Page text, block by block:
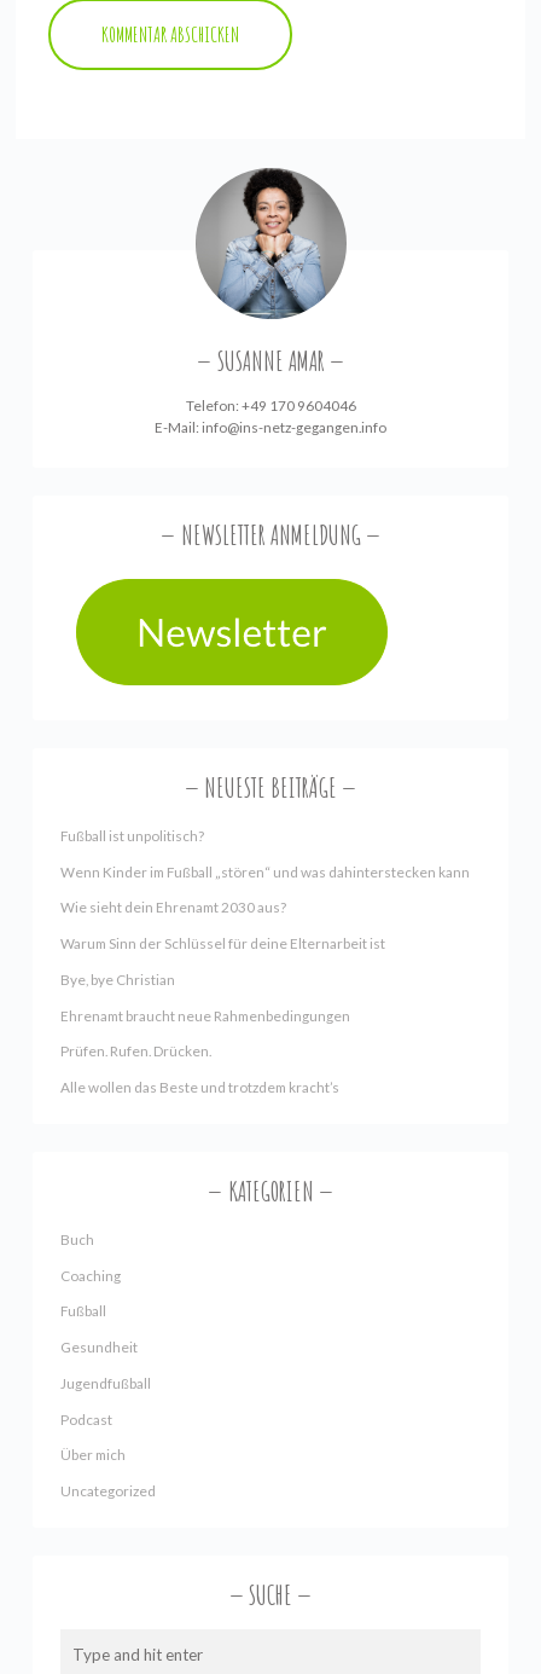
SUSANNE AMAR
Telefon: +49 170 9604046
E-Mail: info@ins-netz-gegangen.info
NEWSLETTER ANMELDUNG
NEUESTE BEITRÄGE
Fußball ist unpolitisch?
Wenn Kinder im Fußball „stören“ und was dahinterstecken kann
Wie sieht dein Ehrenamt 2030 aus?
Warum Sinn der Schlüssel für deine Elternarbeit ist
Bye, bye Christian
Ehrenamt braucht neue Rahmenbedingungen
Prüfen. Rufen. Drücken.
Alle wollen das Beste und trotzdem kracht’s
KATEGORIEN
Buch
Coaching
Fußball
Gesundheit
Jugendfußball
Podcast
Über mich
Uncategorized
SUCHE